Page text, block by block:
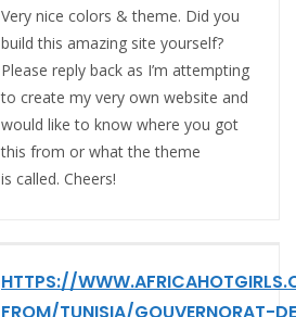
Very nice colors & theme. Did you
build this amazing site yourself?
Please reply back as I’m attempting
to create my very own website and
would like to know where you got
this from or what the theme
is called. Cheers!
HTTPS://
FROM/TUNISIA/GOUVERNORAT-